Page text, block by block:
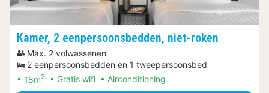
Kamer, 2 eenpersoonsbedden, niet-roken
Max. 2 volwassenen
2 eenpersoonsbedden en 1 tweepersoonsbed
18m2 Gratis wifi Airconditioning